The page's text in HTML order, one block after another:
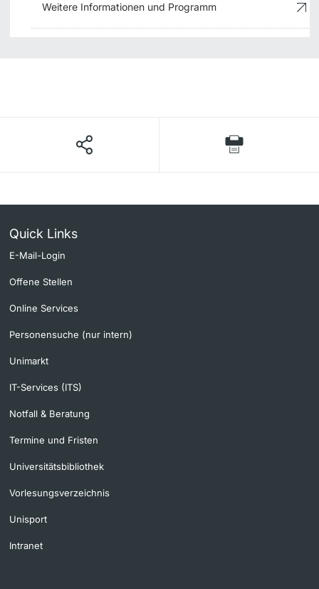
Weitere Informationen und Programm
Quick Links
E-Mail-Login
Offene Stellen
Online Services
Personensuche (nur intern)
Unimarkt
IT-Services (ITS)
Notfall & Beratung
Termine und Fristen
Universitätsbibliothek
Vorlesungsverzeichnis
Unisport
Intranet